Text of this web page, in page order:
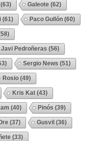
(63) Galeote (62)
(61) Paco Gullón (60)
Javi Pedroñeras (56)
Sergio News (51)
Rosio (49)
Kris Kat (43)
(40) Pinós (39)
(37) Gusvil (36)
(33)